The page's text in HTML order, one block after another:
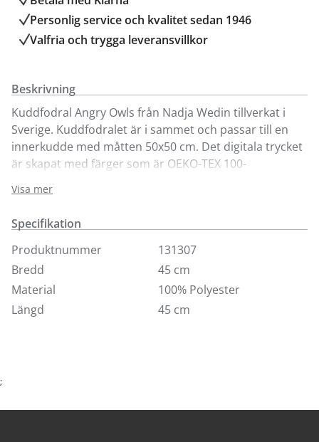
Personlig service och kvalitet sedan 1946
Valfria och trygga leveransvillkor
Beskrivning
Kuddfodral Angry Owls från Nadja Wedin tillverkat i
Sverige. Kuddfodralet är i sammet och passar till en
innerkudde med måtten 50x50 cm. Det digitala trycket
är skapat med färger som är OEKO-TEX 100-
maskintvätta i 40 grader.
De vackra kuddfodralen går att se och även köpa i
Kungens Kurvabutiken. Välkommen in!
Visa mer
Specifikation
Produktnummer
131307
Bredd
45 cm
Material
100% Polyester
Längd
45 cm
;